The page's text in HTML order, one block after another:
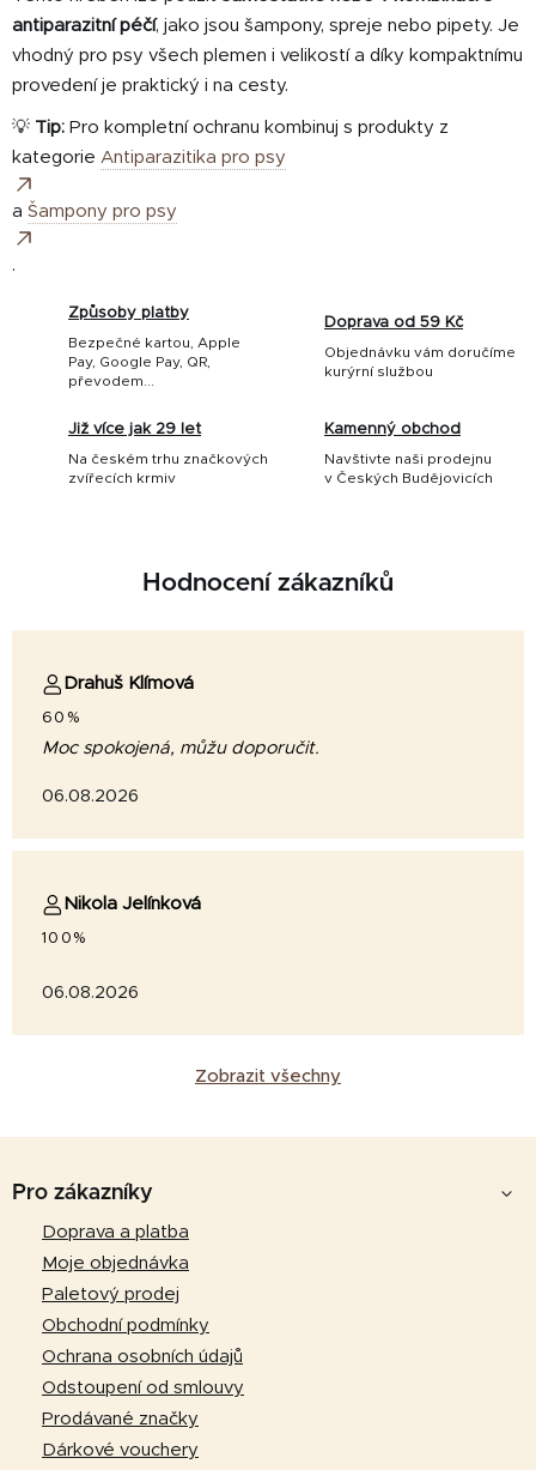
antiparazitní péčí, jako jsou šampony, spreje nebo pipety. Je
vhodný pro psy všech plemen i velikostí a díky kompaktnímu
provedení je praktický i na cesty.
💡 Tip: Pro kompletní ochranu kombinuj s produkty z
kategorie Antiparazitika pro psy
a Šampony pro psy
.
Způsoby platby
Bezpečné kartou, Apple
Pay, Google Pay, QR,
převodem...
Doprava od 59 Kč
Objednávku vám doručíme
kurýrní službou
Již více jak 29 let
Na českém trhu značkových
zvířecích krmiv
Kamenný obchod
Navštivte naši prodejnu
v Českých Budějovicích
Hodnocení zákazníků
Drahuš Klímová
60%
Moc spokojená, můžu doporučit.
06.08.2026
Nikola Jelínková
100%
06.08.2026
Zobrazit všechny
Pro zákazníky
Doprava a platba
Moje objednávka
Paletový prodej
Obchodní podmínky
Ochrana osobních údajů
Odstoupení od smlouvy
Prodávané značky
Dárkové vouchery